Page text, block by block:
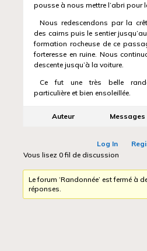
pousse à nous mettre l’abri pour
Nous redescendons par la
des cairns puis le sentier
formation rocheuse de ce
forteresse en ruine. Nous
descente jusqu’à la voiture.
Ce fut une très belle
particulière et bien ensoleillée.
Auteur Messages
Log In
Vous lisez 0 fil de discussion
Le forum ‘Randonnée’ est fermé à
réponses.